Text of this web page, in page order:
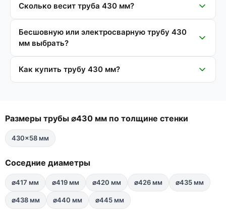
Сколько весит труба 430 мм?
Бесшовную или электросварную трубу 430
мм выбрать?
Как купить трубу 430 мм?
Размеры трубы ⌀430 мм по толщине стенки
430×58 мм
Соседние диаметры
⌀417 мм ⌀419 мм ⌀420 мм ⌀426 мм ⌀435 мм
⌀438 мм ⌀440 мм ⌀445 мм